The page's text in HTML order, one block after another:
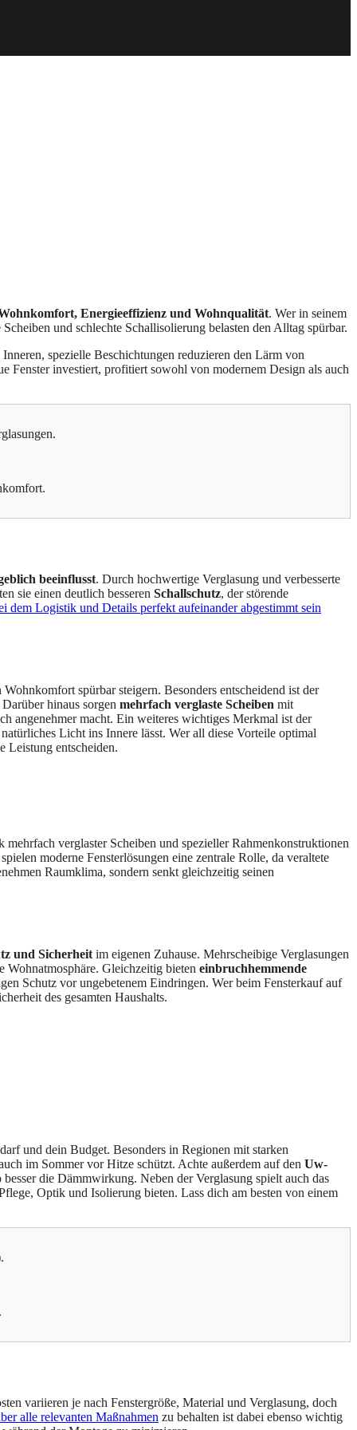
Energieeffizienz und Wohnqualität. Wer in seinem
und schlechte Schallisolierung belasten den Alltag spürbar.
spezielle Beschichtungen reduzieren den Lärm von
Fenster investiert, profitiert sowohl von modernem Design als auch
beeinflusst. Durch hochwertige Verglasung und verbesserte
sie einen deutlich besseren Schallschutz, der störende
dem Logistik und Details perfekt aufeinander abgestimmt sein
spürbar steigern. Besonders entscheidend ist der
hinaus sorgen mehrfach verglaste Scheiben mit
angenehmer macht. Ein weiteres wichtiges Merkmal ist der
Licht ins Innere lässt. Wer all diese Vorteile optimal
Leistung entscheiden.
verglaster Scheiben und spezieller Rahmenkonstruktionen
spielen moderne Fensterlösungen eine zentrale Rolle, da veraltete
Raumklima, sondern senkt gleichzeitig seinen
und Sicherheit im eigenen Zuhause. Mehrscheibige Verglasungen
Wohnatmosphäre. Gleichzeitig bieten einbruchhemmende
Schutz vor ungebetenem Eindringen. Wer beim Fensterkauf auf
des gesamten Haushalts.
und dein Budget. Besonders in Regionen mit starken
im Sommer vor Hitze schützt. Achte außerdem auf den Uw-
die Dämmwirkung. Neben der Verglasung spielt auch das
Optik und Isolierung bieten. Lass dich am besten von einem
variieren je nach Fenstergröße, Material und Verglasung, doch
alle relevanten Maßnahmen zu behalten ist dabei ebenso wichtig